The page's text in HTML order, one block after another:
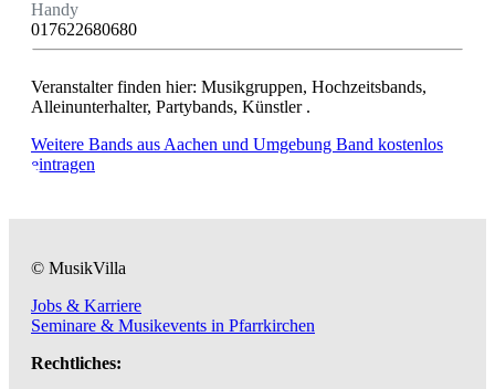
Handy
017622680680
Veranstalter finden hier: Musikgruppen, Hochzeitsbands,
Alleinunterhalter, Partybands, Künstler .
Weitere Bands aus Aachen und Umgebung Band kostenlos
eintragen
© MusikVilla
Jobs & Karriere
Seminare & Musikevents in Pfarrkirchen
Rechtliches: